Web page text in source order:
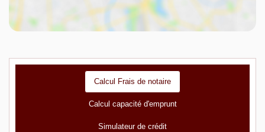
Calcul Frais de notaire
Calcul capacité d'emprunt
Simulateur de crédit